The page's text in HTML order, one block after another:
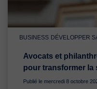
BUSINESS DÉVELOPPER
Avocats et
pour transformer la
Publié le mercredi 8 octobre